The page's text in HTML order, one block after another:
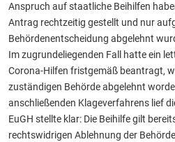
Anspruch auf staatliche Beihilfen
Antrag rechtzeitig gestellt und nur
Behördenentscheidung abgelehnt
Im zugrundeliegenden Fall hatte ein
Corona-Hilfen fristgemäß beantragt,
zuständigen Behörde abgelehnt
anschließenden Klageverfahrens lief
EuGH stellte klar: Die Beihilfe gilt
rechtswidrigen Ablehnung der